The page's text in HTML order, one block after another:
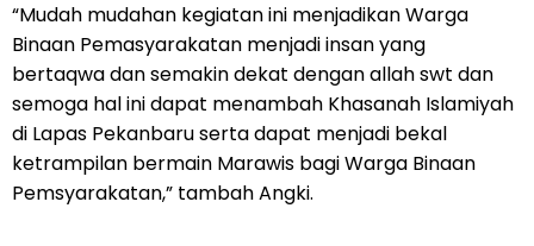
“Mudah mudahan kegiatan ini menjadikan Warga
Binaan Pemasyarakatan menjadi insan yang
bertaqwa dan semakin dekat dengan allah swt dan
semoga hal ini dapat menambah Khasanah Islamiyah
di Lapas Pekanbaru serta dapat menjadi bekal
ketrampilan bermain Marawis bagi Warga Binaan
Pemsyarakatan,” tambah Angki.